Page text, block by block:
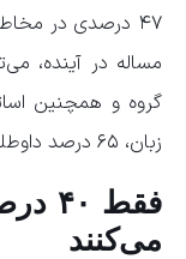
۴۷ درصدی در
مساله در آینده،
گروه و همچنین
زبان، ۶۵ درصد داوطلبان زن و ۳۵ درصد داوطلبان مرد هستند.
فقط
می‌کنند